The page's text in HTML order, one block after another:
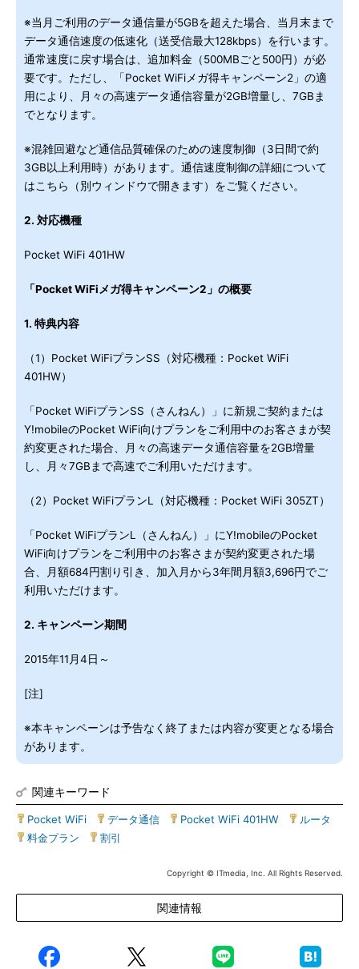
※当月ご利用のデータ通信量が5GBを超えた場合、当月末まで
データ通信速度の低速化（送受信最大128kbps）を行います。
通常速度に戻す場合は、追加料金（500MBごと500円）が必
要です。ただし、「Pocket WiFiメガ得キャンペーン2」の適
用により、月々の高速データ通信容量が2GB増量し、7GBま
でとなります。
※混雑回避など通信品質確保のための速度制御（3日間で約
3GB以上利用時）があります。通信速度制御の詳細について
はこちら（別ウィンドウで開きます）をご覧ください。
2. 対応機種
Pocket WiFi 401HW
「Pocket WiFiメガ得キャンペーン2」の概要
1. 特典内容
（1）Pocket WiFiプランSS（対応機種：Pocket WiFi
401HW）
「Pocket WiFiプランSS（さんねん）」に新規ご契約または
Y!mobileのPocket WiFi向けプランをご利用中のお客さまが契
約変更された場合、月々の高速データ通信容量を2GB増量
し、月々7GBまで高速でご利用いただけます。
（2）Pocket WiFiプランL（対応機種：Pocket WiFi 305ZT）
「Pocket WiFiプランL（さんねん）」にY!mobileのPocket
WiFi向けプランをご利用中のお客さまが契約変更された場
合、月額684円割り引き、加入月から3年間月額3,696円でご
利用いただけます。
2. キャンペーン期間
2015年11月4日～
[注]
※本キャンペーンは予告なく終了または内容が変更となる場合
があります。
関連キーワード
Pocket WiFi データ通信 Pocket WiFi 401HW ルータ
料金プラン
割引
Copyright © ITmedia, Inc. All Rights Reserved.
関連情報